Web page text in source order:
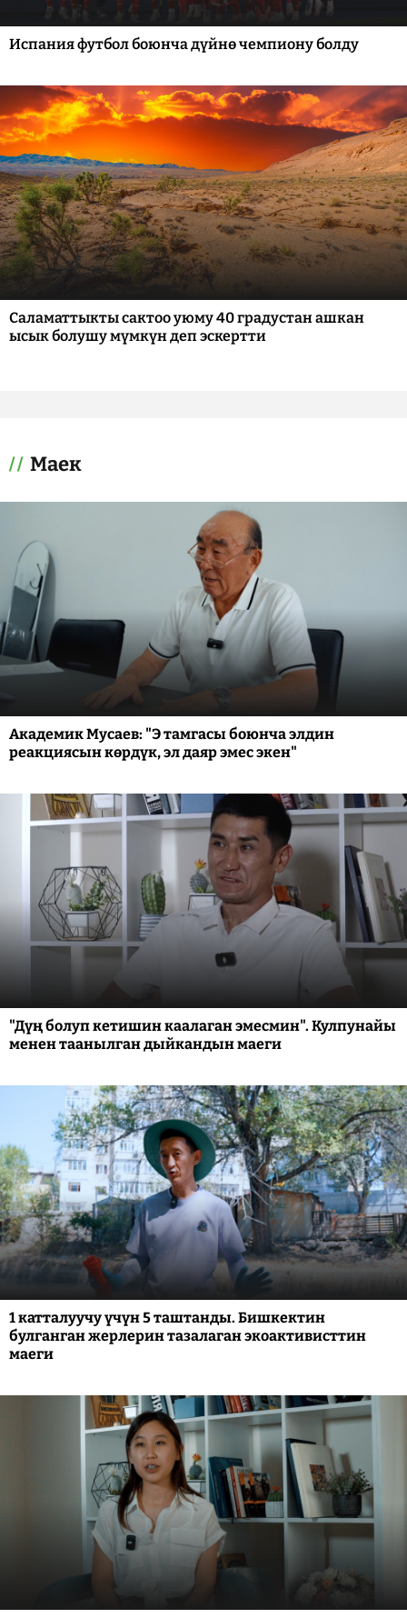
Испания футбол боюнча дүйнө чемпиону болду
Саламаттыкты сактоо уюму 40 градустан ашкан
ысык болушу мүмкүн деп эскертти
Маек
Академик Мусаев: "Э тамгасы боюнча элдин
реакциясын көрдүк, эл даяр эмес экен"
"Дүң болуп кетишин каалаган эмесмин". Кулпунайы
менен таанылган дыйкандын маеги
1 катталуучу үчүн 5 таштанды. Бишкектин
булганган жерлерин тазалаган экоактивисттин
маеги